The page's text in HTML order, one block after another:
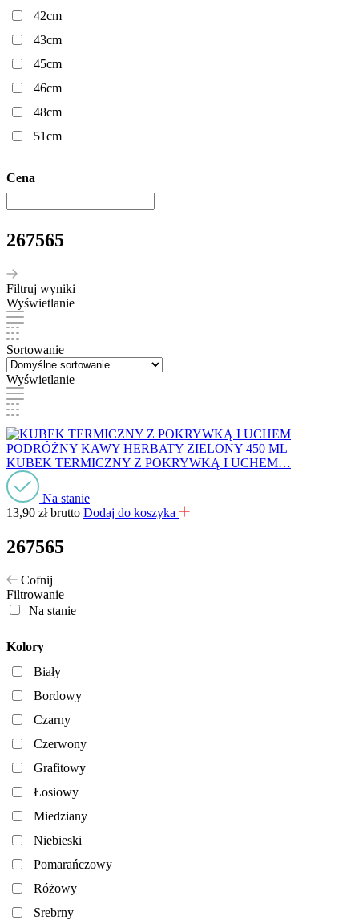
42cm
43cm
45cm
46cm
48cm
51cm
Cena
267565
Filtruj wyniki
Wyświetlanie
Sortowanie
Wyświetlanie
KUBEK TERMICZNY Z POKRYWKĄ I UCHEM…
Na stanie
13,90 zł brutto Dodaj do koszyka
267565
Cofnij
Filtrowanie
Na stanie
Kolory
Biały
Bordowy
Czarny
Czerwony
Grafitowy
Łosiowy
Miedziany
Niebieski
Pomarańczowy
Różowy
Srebrny